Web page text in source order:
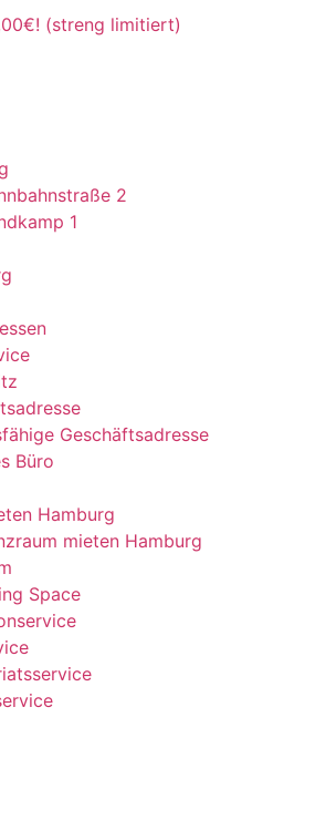
(streng limitiert)
2
1
Geschäftsadresse
Büro
Hamburg
mieten Hamburg
Space